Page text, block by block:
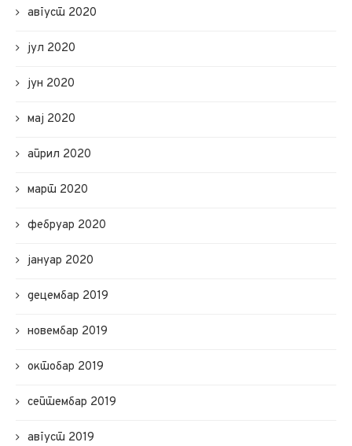
август 2020
јул 2020
јун 2020
мај 2020
април 2020
март 2020
фебруар 2020
јануар 2020
децембар 2019
новембар 2019
октобар 2019
септембар 2019
август 2019